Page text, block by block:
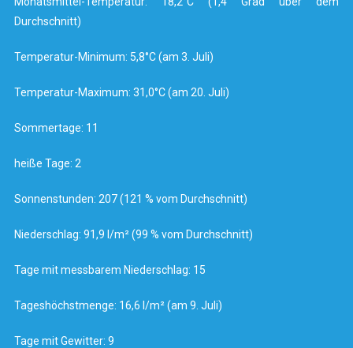
Durchschnitt)
Temperatur-Minimum: 5,8°C (am 3. Juli)
Temperatur-Maximum: 31,0°C (am 20. Juli)
Sommertage: 11
heiße Tage: 2
Sonnenstunden: 207 (121 % vom Durchschnitt)
Niederschlag: 91,9 l/m² (99 % vom Durchschnitt)
Tage mit messbarem Niederschlag: 15
Tageshöchstmenge: 16,6 l/m² (am 9. Juli)
Tage mit Gewitter: 9